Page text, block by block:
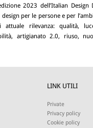
2023 dell’Italian Design
design per le persone e per
rilevanza: qualità,
artigianato 2.0, riuso,
LINK UTILI
Private
Privacy policy
Cookie policy